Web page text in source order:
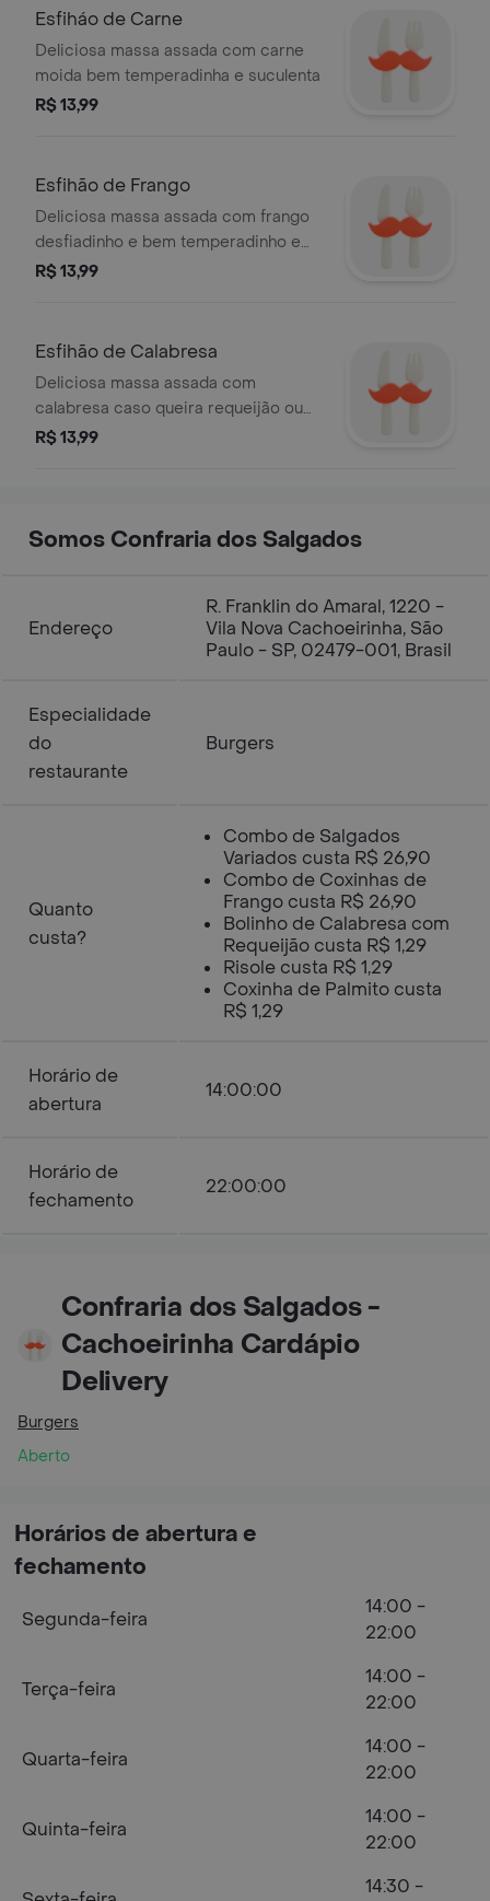
Esfiháo de Carne
Deliciosa massa assada com carne
moida bem temperadinha e suculenta
R$ 13,99
Esfihão de Frango
Deliciosa massa assada com frango
desfiadinho e bem temperadinho e
suculento, se quiser requeijão ou
R$ 13,99
Esfihão de Calabresa
Deliciosa massa assada com
calabresa caso queira requeijão ou
cheddar é só avisar cortesia
R$ 13,99
Somos Confraria dos Salgados
Endereço
R. Franklin do Amaral, 1220 -
Vila Nova Cachoeirinha, São
Paulo - SP, 02479-001, Brasil
Especialidade
do
restaurante
Burgers
Quanto
custa?
Combo de Salgados
Variados custa R$ 26,90
Combo de Coxinhas de
Frango custa R$ 26,90
Bolinho de Calabresa com
Requeijão custa R$ 1,29
Risole custa R$ 1,29
Coxinha de Palmito custa
R$ 1,29
Horário de
abertura
14:00:00
Horário de
fechamento
22:00:00
Confraria dos Salgados -
Cachoeirinha Cardápio
Delivery
Burgers
Aberto
Horários de abertura e
fechamento
Segunda-feira
14:00 -
22:00
Terça-feira
14:00 -
22:00
Quarta-feira
14:00 -
22:00
Quinta-feira
14:00 -
22:00
14:30 -